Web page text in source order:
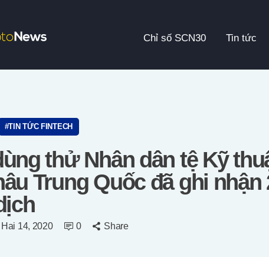
Chỉ số SCN30 Tin tức
Video
Thông Cáo
TIN TỨC FINTECH
thử Nhân dân tệ Kỹ
Trung Quốc đã ghi nhận
14, 2020 0 Share